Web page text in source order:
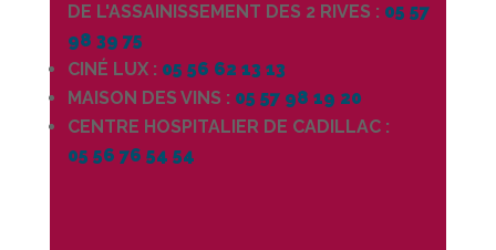
DE L'ASSAINISSEMENT DES 2 RIVES : 05 57
98 39 75
CINÉ LUX : 05 56 62 13 13
MAISON DES VINS : 05 57 98 19 20
CENTRE HOSPITALIER DE CADILLAC :
05 56 76 54 54